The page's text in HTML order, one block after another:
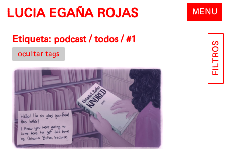
Skip
content
LUCIA EGAÑA ROJAS MENU
Etiqueta: podcast/ todos / #1
ocultar tags FILTROS